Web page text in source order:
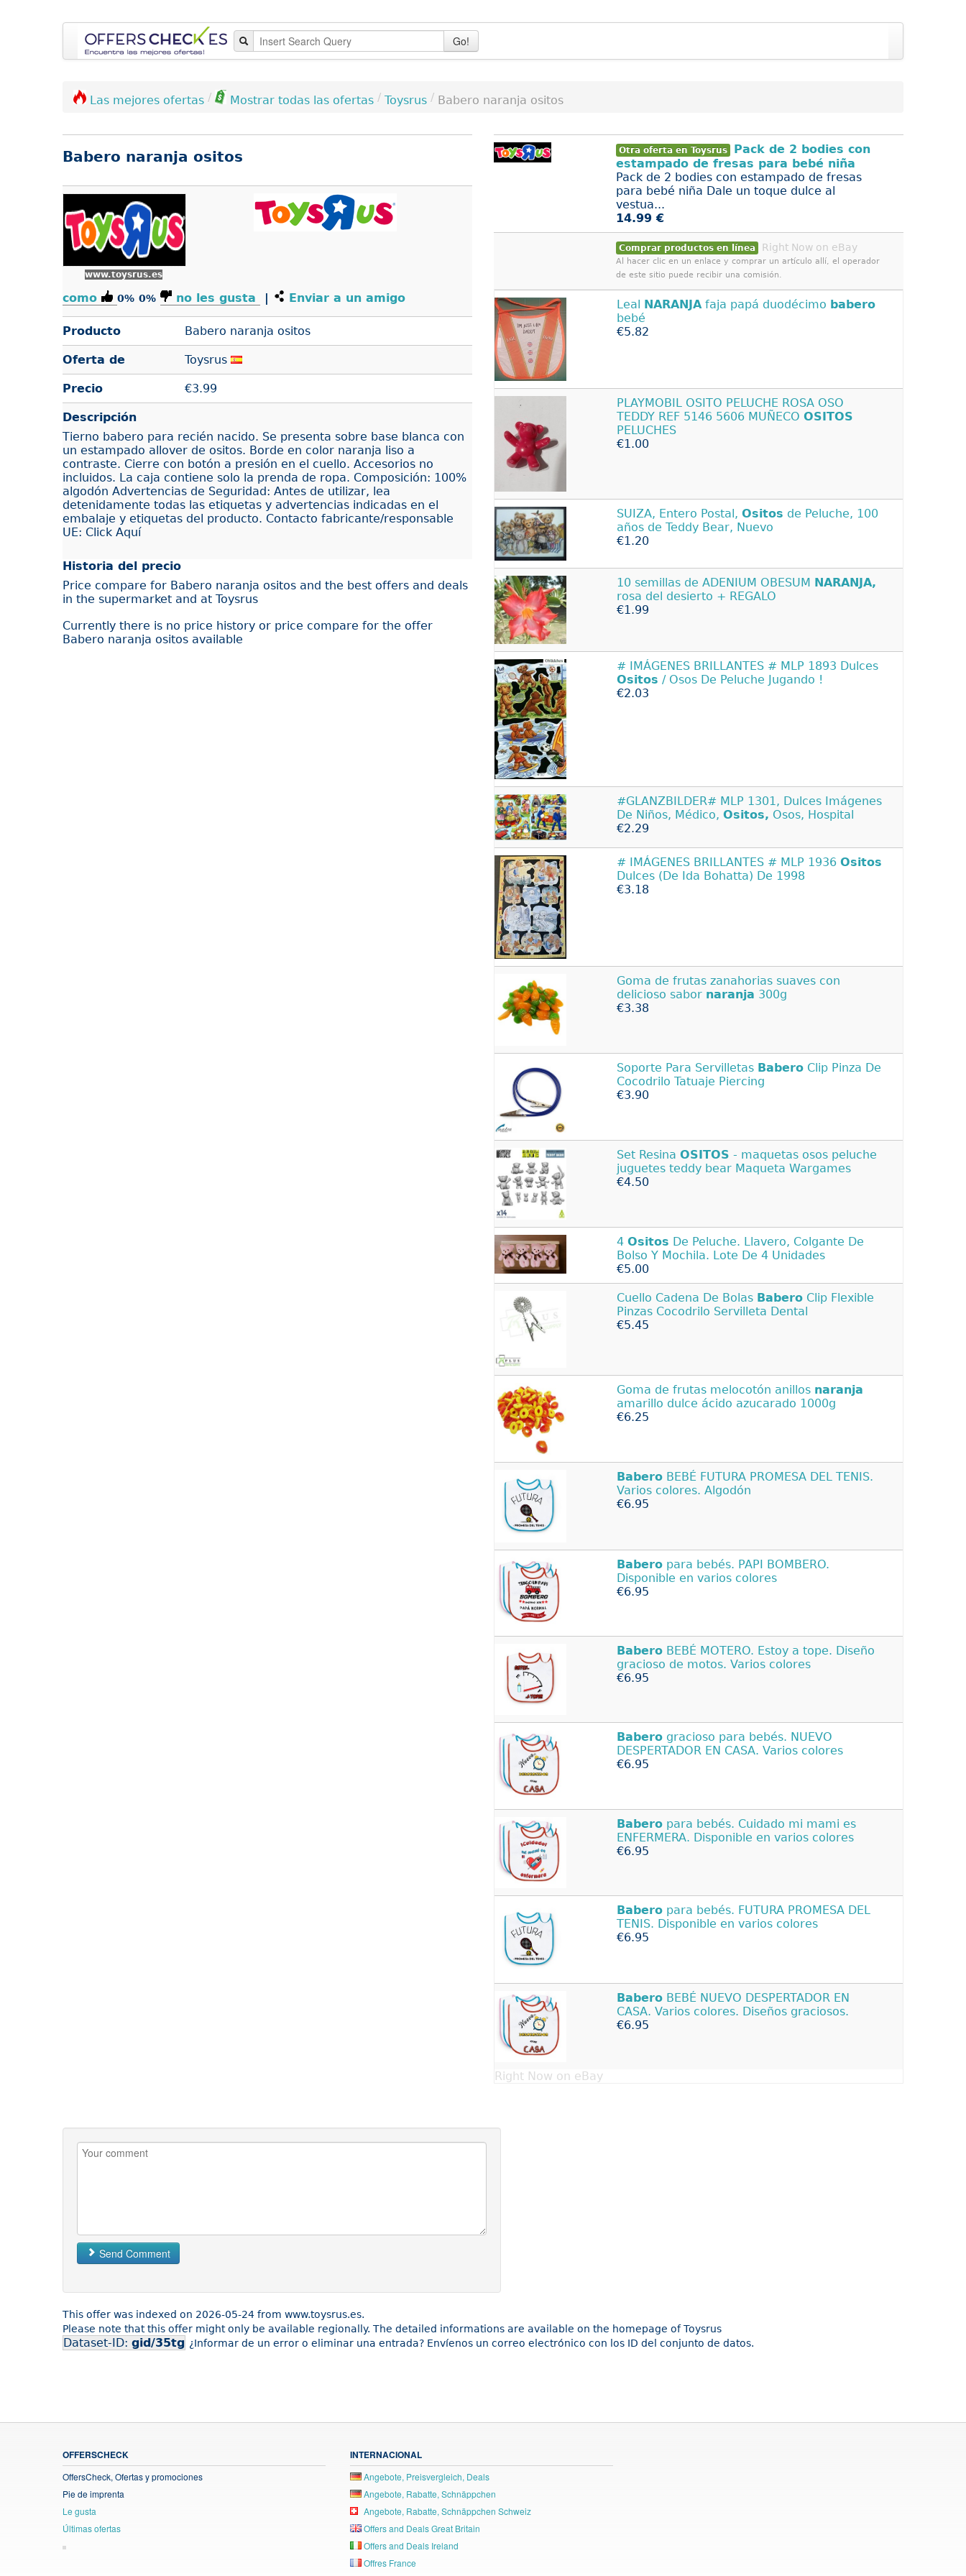
Go!
Las mejores ofertas / Mostrar todas las ofertas / Toysrus / Babero naranja ositos
Babero naranja ositos
www.toysrus.es
como 0% 0% no les gusta | Enviar a un amigo
Producto Babero naranja ositos
Oferta de Toysrus
Precio €3.99
Descripción
Tierno babero para recién nacido. Se presenta sobre base blanca con
un estampado allover de ositos. Borde en color naranja liso a
contraste. Cierre con botón a presión en el cuello. Accesorios no
incluidos. La caja contiene solo la prenda de ropa. Composición: 100%
algodón Advertencias de Seguridad: Antes de utilizar, lea
detenidamente todas las etiquetas y advertencias indicadas en el
embalaje y etiquetas del producto. Contacto fabricante/responsable
UE: Click Aquí
Historia del precio
Price compare for Babero naranja ositos and the best offers and deals
in the supermarket and at Toysrus
Currently there is no price history or price compare for the offer
Babero naranja ositos available
Otra oferta en Toysrus
Pack de 2 bodies con
estampado de fresas para bebé niña
Pack de 2 bodies con estampado de fresas
para bebé niña Dale un toque dulce al
vestua...
14.99 €
Comprar productos en línea Right Now on eBay
Al hacer clic en un enlace y comprar un artículo allí, el operador
de este sitio puede recibir una comisión.
Leal NARANJAfaja papá duodécimo babero
bebé
€5.82
PLAYMOBIL OSITO PELUCHE ROSA OSO
TEDDY REF 5146 5606 MUÑECO OSITOS
PELUCHES
€1.00
SUIZA, Entero Postal, Ositos de Peluche, 100
años de Teddy Bear, Nuevo
€1.20
10 semillas de ADENIUM OBESUM
NARANJA,
rosa del desierto + REGALO
€1.99
# IMÁGENES BRILLANTES # MLP 1893 Dulces
Ositos / Osos De Peluche Jugando !
€2.03
#GLANZBILDER# MLP 1301, Dulces Imágenes
De Niños, Médico, Ositos, Osos, Hospital
€2.29
# IMÁGENES BRILLANTES # MLP 1936 Ositos
Dulces (De Ida Bohatta) De 1998
€3.18
Goma de frutas zanahorias suaves con
delicioso sabor naranja 300g
€3.38
Soporte Para Servilletas Babero Clip Pinza De
Cocodrilo Tatuaje Piercing
€3.90
Set Resina OSITOS - maquetas osos peluche
juguetes teddy bear Maqueta Wargames
€4.50
4 Ositos De Peluche. Llavero, Colgante De
Bolso Y Mochila. Lote De 4 Unidades
€5.00
Cuello Cadena De Bolas Babero Clip Flexible
Pinzas Cocodrilo Servilleta Dental
€5.45
Goma de frutas melocotón anillos naranja
amarillo dulce ácido azucarado 1000g
€6.25
Babero BEBÉ FUTURA PROMESA DEL TENIS.
Varios colores. Algodón
€6.95
Babero para bebés. PAPI BOMBERO.
Disponible en varios colores
€6.95
Babero BEBÉ MOTERO. Estoy a tope. Diseño
gracioso de motos. Varios colores
€6.95
Babero gracioso para bebés. NUEVO
DESPERTADOR EN CASA. Varios colores
€6.95
Babero para bebés. Cuidado mi mami es
ENFERMERA. Disponible en varios colores
€6.95
Babero para bebés. FUTURA PROMESA DEL
TENIS. Disponible en varios colores
€6.95
Babero BEBÉ NUEVO DESPERTADOR EN
CASA. Varios colores. Diseños graciosos.
€6.95
Right Now on eBay
Send Comment
This offer was indexed on 2026-05-24 from www.toysrus.es.
Please note that this offer might only be available regionally. The detailed informations are available on the homepage of Toysrus
Dataset-ID: gid/35tg ¿Informar de un error o eliminar una entrada? Envíenos un correo electrónico con los ID del conjunto de datos.
OFFERSCHECK
OffersCheck, Ofertas y promociones
Pie de imprenta
Le gusta
Últimas ofertas
INTERNACIONAL
Angebote, Preisvergleich, Deals
Angebote, Rabatte, Schnäppchen
Angebote, Rabatte, Schnäppchen Schweiz
Offers and Deals Great Britain
Offers and Deals Ireland
Offres France